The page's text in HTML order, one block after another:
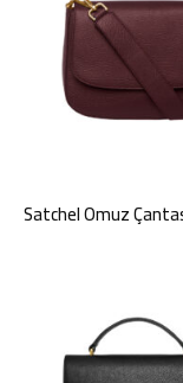
Satchel Omuz